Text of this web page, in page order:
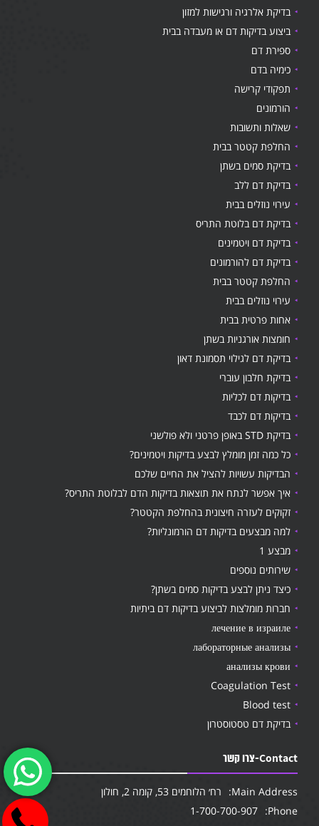
בדיקת אלרגיה ורגישות למזון
ביצוע בדיקות דם או מעבדה בבית
ספירת דם
כימיה בדם
תפקודי קרישה
הורמונים
שאלות ותשובות
החלפת קטטר בבית
בדיקת סמים בשתן
בדיקת דם ללב
עירוי נוזלים בבית
בדיקת דם בלוטת התריס
בדיקת דם ויטמינים
בדיקת דם להורמונים
החלפת קטטר בבית
עירוי נוזלים בבית
אחות פרטית בבית
חומצות אורגניות בשתן
בדיקת דם לגילוי תסמונת דאון
בדיקת חלבון עוברי
בדיקות דם לכליות
בדיקות דם לכבד
בדיקת STD באופן פרטני ולא פולשני
כל כמה זמן מומלץ לבצע בדיקות ויטמינים?
הבדיקות עשויות להציל את החיים שלכם
איך אפשר לנתח את תוצאות בדיקות הדם לבלוטת התריס?
זקוקים לעזרה חיצונית בהחלפת הקטטר?
למה מבצעים בדיקות דם הורמונליות?
מבצע 1
שירותים נוספים
כיצד ניתן לבצע בדיקות סמים בשתן?
חברות מומלצות לביצוע בדיקות דם ביתיות
лечение в израиле
лабораторные анализы
анализы крови
Coagulation Test
Blood test
בדיקת דם טסטוסטרון
Contact-צרו קשר
Main Address:
רח׳ הלוחמים 53, קומה 2, חולון
Phone:
1-700-700-907